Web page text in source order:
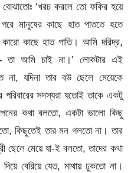
বোঝাতোঃ ‘খরচ করলে তো ফকির হয়ে
মানুষের কাছে হাত পাততে হতে
কাছে হাত পাতি। আমি দরিদ্র,
আমি চাই না।’ লোকটার এই
না, যদিনা তার বউ ছেলে মেয়েকে
সদস্যরা যতোই তাকে একটু
কথা বলতো, একটা ভালো কিছু
কিছুতেই তার মন গলতো না। তার
ছেলে মেয়ে যা-ই বলতো, তাদের কথা
বেরিয়ে যেত, মাথায় ঢুকতো না।